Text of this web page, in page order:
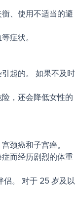
、使用不适当的避
症状。
起的。 如果不及时
，还会降低女性的
颈癌和子宫癌。
而经历剧烈的体重
侣。 对于 25 岁及以